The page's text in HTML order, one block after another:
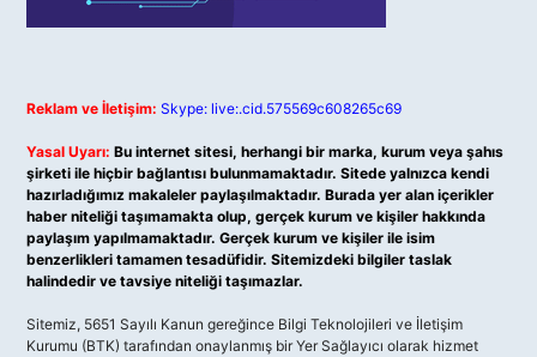
Reklam ve İletişim: Skype: live:.cid.575569c608265c69
Yasal Uyarı: Bu internet sitesi, herhangi bir marka, kurum veya şahıs
şirketi ile hiçbir bağlantısı bulunmamaktadır. Sitede yalnızca kendi
hazırladığımız makaleler paylaşılmaktadır. Burada yer alan içerikler
haber niteliği taşımamakta olup, gerçek kurum ve kişiler hakkında
paylaşım yapılmamaktadır. Gerçek kurum ve kişiler ile isim
benzerlikleri tamamen tesadüfidir. Sitemizdeki bilgiler taslak
halindedir ve tavsiye niteliği taşımazlar.
Sitemiz, 5651 Sayılı Kanun gereğince Bilgi Teknolojileri ve İletişim
Kurumu (BTK) tarafından onaylanmış bir Yer Sağlayıcı olarak hizmet